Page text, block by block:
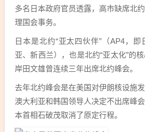
多名日本政府官员透露，高市缺席北
理国会事务。
日本是北约“亚太四伙伴”（AP4，即
亚、新西兰），也是北约“亚太化”的
岸田文雄曾连续三年出席北约峰会。
去年北约峰会是在美国对伊朗核设施
澳大利亚和韩国领导人决定不出席峰
本首相石破茂取消了原定行程。